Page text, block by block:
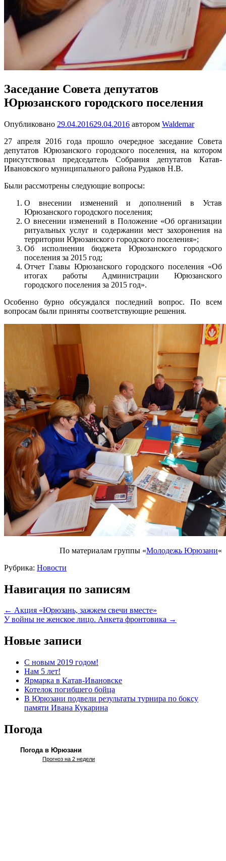
Заседание Совета депутатов
Юрюзанского городского поселения
Опубликовано 29.04.201629.04.2016 автором Waldemar
27 апреля 2016 года прошло очередное заседание Совета
депутатов Юрюзанского городского поселения, на котором
присутствовал председатель Собрания депутатов Катав-
Ивановского муниципального района Рудаков Н.В.
Были рассмотрены следующие вопросы:
О внесении изменений и дополнений в Устав
Юрюзанского городского поселения;
О внесении изменений в Положение «Об организации
ритуальных услуг и содержании мест захоронения на
территории Юрюзанского городского поселения»;
Об исполнении бюджета Юрюзанского городского
поселения за 2015 год;
Отчет Главы Юрюзанского городского поселения «Об
итогах работы Администрации Юрюзанского
городского поселения за 2015 год».
Особенно бурно обсуждался последний вопрос. По всем
вопросам были приняты соответствующие решения.
По материалам группы «Молодежь Юрюзани«
Рубрика: Новости
Навигация по записям
← Акция «Юрюзань, зажжем свечи вместе»
У войны не женское лицо. Анкета фронтовика →
Новые записи
С новым 2019 годом!
Нам 5 лет!
Ярмарка в Катав-Ивановске
Котелок погибшего бойца
В Юрюзани подвели результаты турнира по боксу
памяти Ивана Кукарина
Погода
Погода в Юрюзани
Прогноз на 2 недели